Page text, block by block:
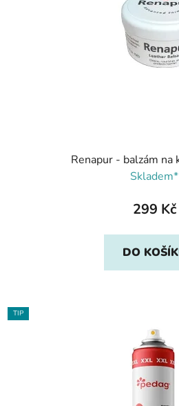
Renapur - balzám na
Skladem*
299 Kč
DO
TIP